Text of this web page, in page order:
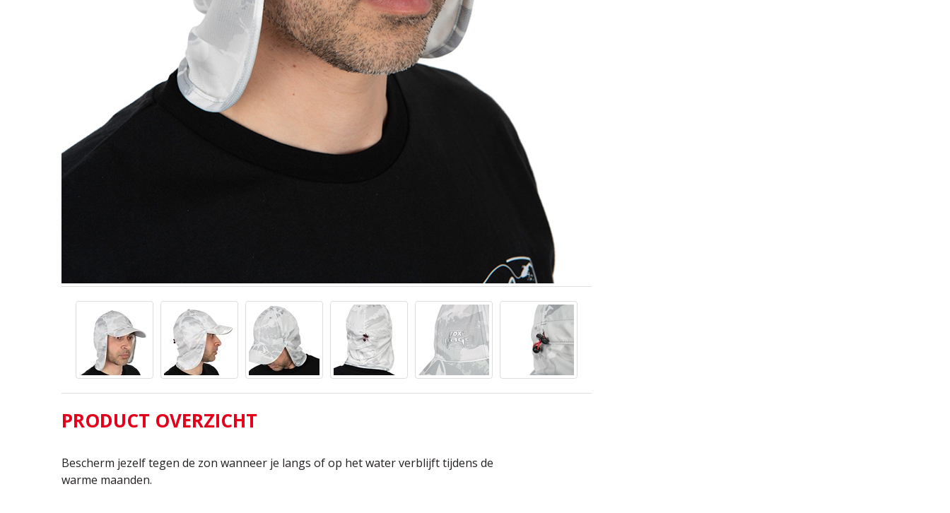
PRODUCT OVERZICHT
Bescherm jezelf tegen de zon wanneer je langs of op het water verblijft tijdens de
warme maanden.